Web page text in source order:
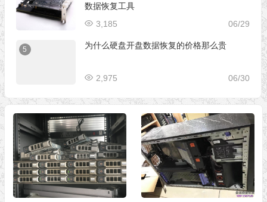
数据恢复工具
06/29
3,185
5 为什么硬盘开盘数据恢复的价格那么贵
06/30
2,975